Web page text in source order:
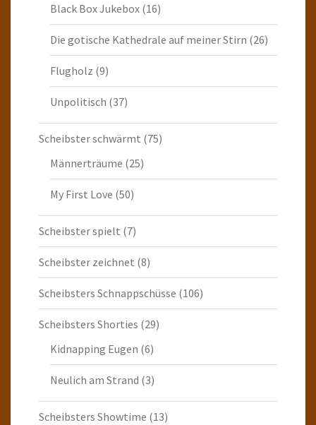
Black Box Jukebox (16)
Die gotische Kathedrale auf meiner Stirn (26)
Flugholz (9)
Unpolitisch (37)
Scheibster schwärmt (75)
Männerträume (25)
My First Love (50)
Scheibster spielt (7)
Scheibster zeichnet (8)
Scheibsters Schnappschüsse (106)
Scheibsters Shorties (29)
Kidnapping Eugen (6)
Neulich am Strand (3)
Scheibsters Showtime (13)